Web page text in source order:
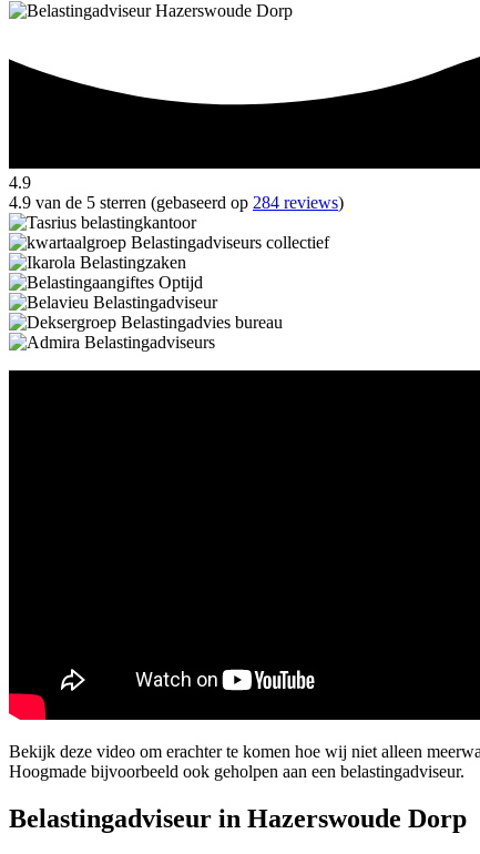
4.9
4.9 van de 5 sterren (gebaseerd op 284 reviews)
Bekijk deze video om erachter te komen hoe wij niet alleen
Hoogmade bijvoorbeeld ook geholpen aan een belastingadviseur.
Belastingadviseur in Hazerswoude Dorp